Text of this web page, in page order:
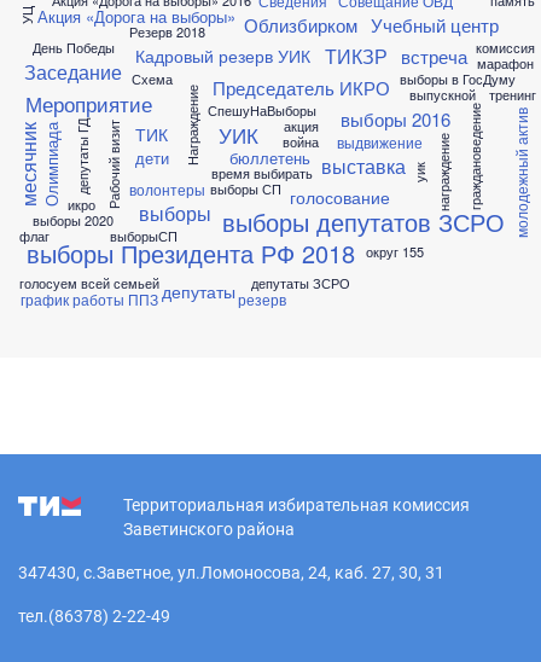
Акция «Дорога на выборы»
День Победы
Заседание
Кадровый резерв УИК
Мероприятие Награждение
Облизбирком
Олимпиада
Председатель ИКРО
Рабочий визит
Резерв 2018
СпешуНаВыборы
Схема
ТИК
ТИКЗР
УИК
УЦ Учебный центр
акция
бюллетень
война
волонтеры
время выбирать
встреча
выборы
выборы 2016
выборы 2020
выборы Президента РФ 2018
выборы СП
выборы в ГосДуму
выборы депутатов ЗСРО
выборыСП
выдвижение
выпускной
выставка
голосование
голосуем всей семьей
граждановедение
график работы ППЗ депутаты
депутаты ГД
депутаты ЗСРО
дети
икро
комиссия
марафон
месячник молодежный актив
награждение
округ 155
резерв
тренинг
уик
флаг
Территориальная избирательная комиссия
Заветинского района
347430, с.Заветное, ул.Ломоносова, 24, каб. 27, 30, 31
тел.(86378) 2-22-49